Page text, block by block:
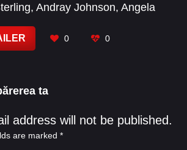
, Andray Johnson, Angela
Sinclair Christabel Rivero
, David Brite
0 0
ta
address will not be published.
are marked *